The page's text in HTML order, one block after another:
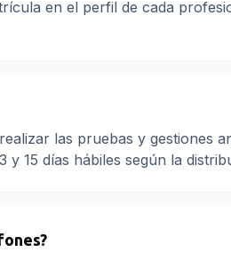
en el perfil de cada
las pruebas y gestiones
15 días hábiles según la